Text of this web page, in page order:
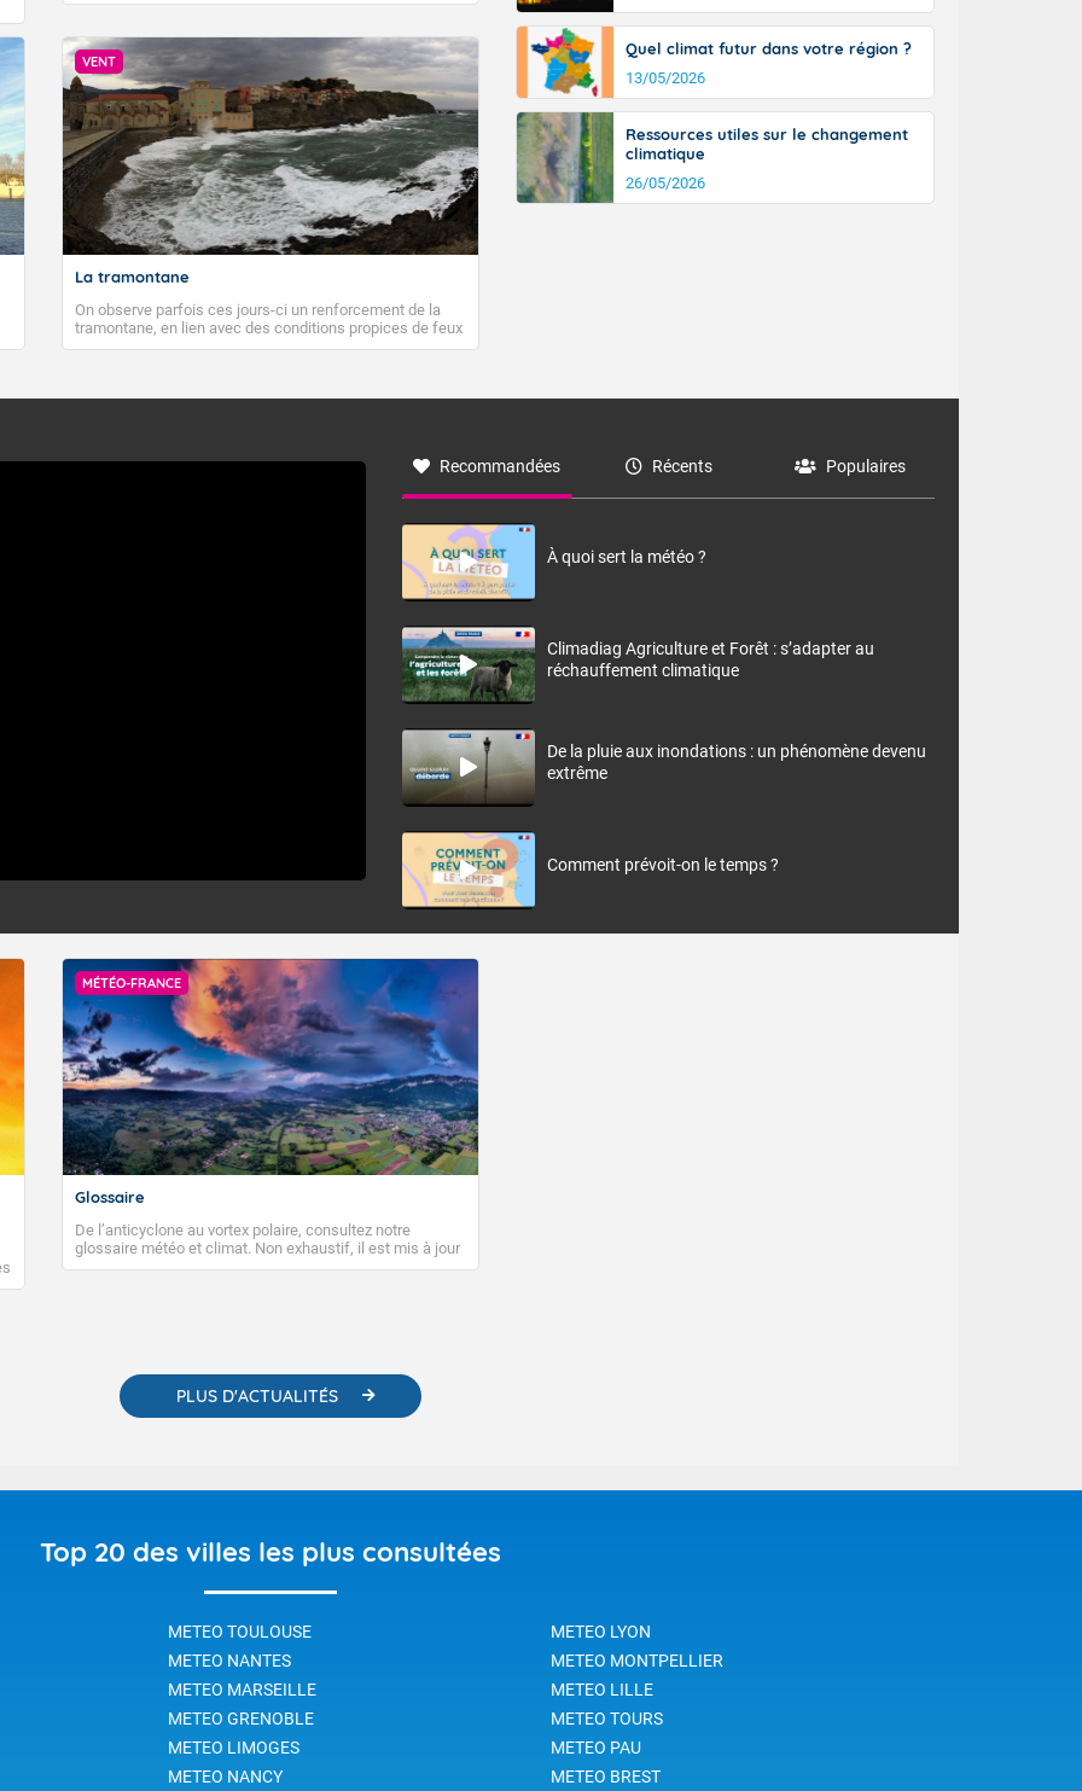
VENT
La tramontane
On observe parfois ces jours-ci un renforcement de la
tramontane, en lien avec des conditions propices de feux
de forêt. Mais qu'est-ce que la tramontane ? Quelles sont
à nord-ouest, dans un secteur qui part du Roussillon à la
Quel climat futur dans votre région ?
13/05/2026
Ressources utiles sur le changement
climatique
26/05/2026
Recommandées Récents Populaires
À quoi sert la météo ?
Climadiag Agriculture et Forêt : s’adapter au
réchauffement climatique
De la pluie aux inondations : un phénomène devenu
extrême
Comment prévoit-on le temps ?
MÉTÉO-FRANCE
Glossaire
De l’anticyclone au vortex polaire, consultez notre
glossaire météo et climat. Non exhaustif, il est mis à jour
régulièrement, au fil de nos publications. Vous y trouverez
PLUS D'ACTUALITÉS
Top 20 des villes les plus consultées
METEO TOULOUSE
METEO LYON
METEO NANTES
METEO MONTPELLIER
METEO MARSEILLE
METEO LILLE
METEO GRENOBLE
METEO TOURS
METEO LIMOGES
METEO PAU
METEO NANCY METEO BREST